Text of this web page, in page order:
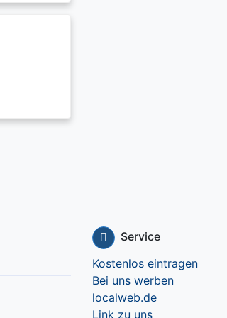
Service
Kostenlos eintragen
Bei uns werben
localweb.de
Link zu uns